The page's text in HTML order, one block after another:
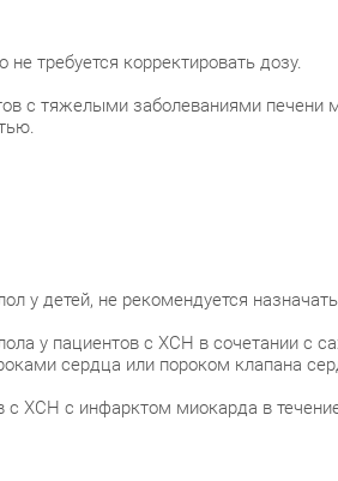
требуется корректировать дозу.
тяжелыми заболеваниями печени
у детей, не рекомендуется
у пациентов с ХСН в сочетании
сердца или пороком клапана
с ХСН с инфарктом миокарда в